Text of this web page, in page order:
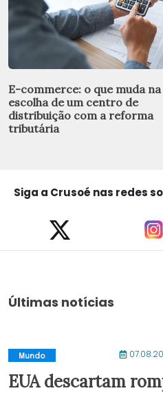
E-commerce: o que muda na
escolha de um centro de
distribuição com a reforma
tributária
Siga a Crusoé nas redes
Últimas notícias
Mundo
EUA descartam